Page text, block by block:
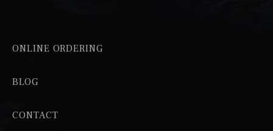
ONLINE ORDERING
BLOG
CONTACT